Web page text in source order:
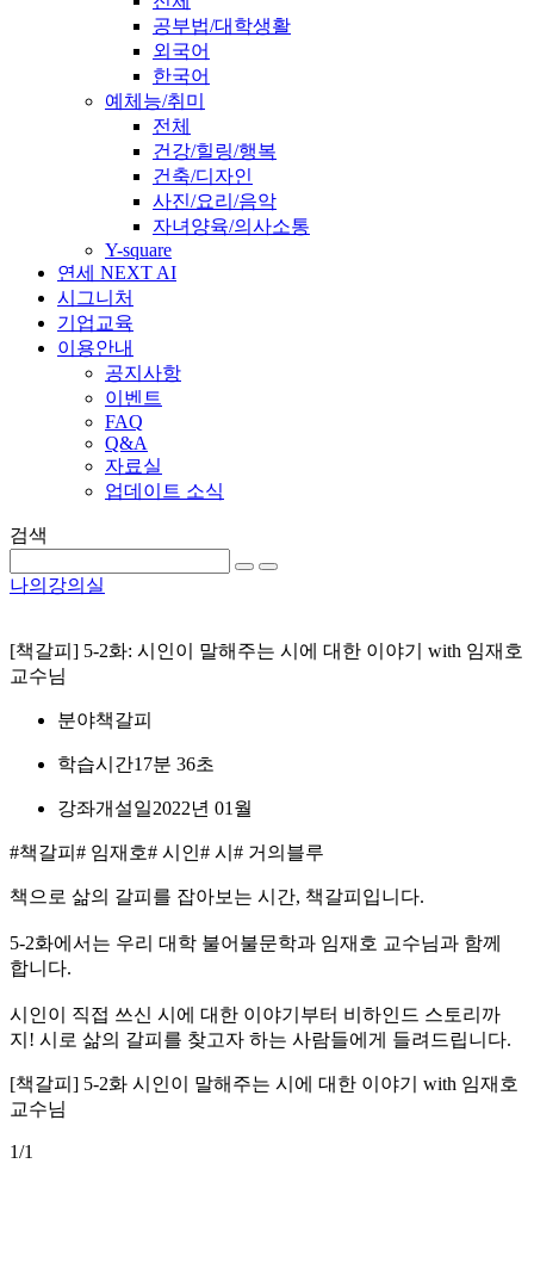
공부법/대학생활
외국어
한국어
예체능/취미
전체
건강/힐링/행복
건축/디자인
사진/요리/음악
자녀양육/의사소통
Y-square
연세 NEXT AI
시그니처
기업교육
이용안내
공지사항
이벤트
FAQ
Q&A
자료실
업데이트 소식
검색
나의강의실
[책갈피] 5-2화: 시인이 말해주는 시에 대한 이야기 with 임재호
교수님
분야책갈피
학습시간17분 36초
강좌개설일2022년 01월
#책갈피 # 임재호# 시인# 시 # 거의블루
책으로 삶의 갈피를 잡아보는 시간, 책갈피입니다.
5-2화에서는 우리 대학 불어불문학과 임재호 교수님과 함께
합니다.
시인이 직접 쓰신 시에 대한 이야기부터 비하인드 스토리까
지! 시로 삶의 갈피를 찾고자 하는 사람들에게 들려드립니다.
[책갈피] 5-2화 시인이 말해주는 시에 대한 이야기 with 임재호
교수님
1/1